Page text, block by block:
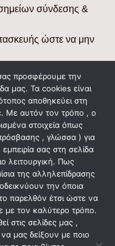
σύνδεσης &
ώστε να μην
προσφέρουμε την
μας. Τα cookies είναι
αποθηκεύει στη
Με αυτόν τον τρόπο , ο
στοιχεία όπως
, γλώσσα ) για
σας στη σελίδα
λειτουργική. Πως
της αλληλεπίδρασης
την όποια
παρελθόν έτσι ώστε να
με τον καλύτερο τρόπο.
στις σελίδες μας ,
να μας δείξουν με ποιο